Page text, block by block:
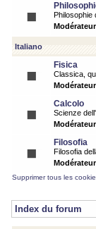
Philosophie
Italiano
Fisica
Classica,
Calcolo
Scienze
Filosofia
Filosofia
Supprimer tous les
Index du forum